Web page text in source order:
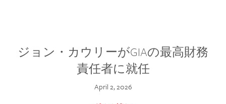
ジョン・カウリーがGIAの最高財務
責任者に就任
April 2, 2026